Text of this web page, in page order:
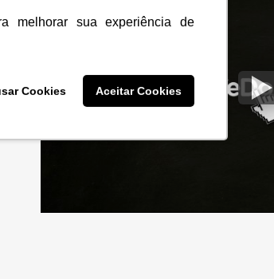
melhorar sua experiência de
Cookies Aceitar Cookies